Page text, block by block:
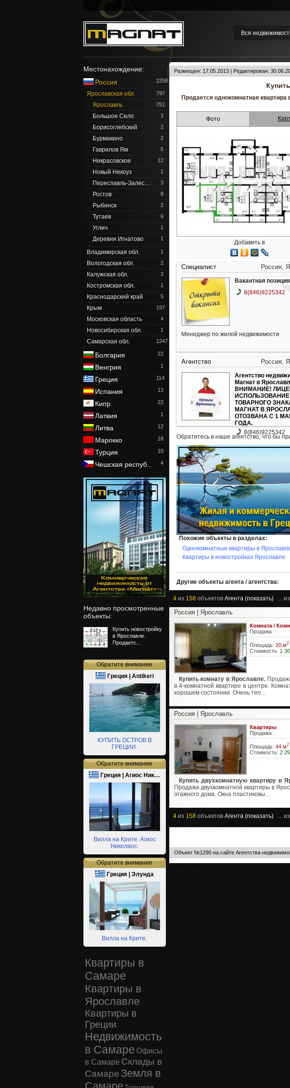
Вся
Местонахождение:
Россия
2258
Ярославская обл. 797
Ярославль 751
Большое Село 3
Борисоглебский 2
Бурмакино 2
Гаврилов Ям 5
Некрасовское 12
Новый Некоуз 1
Переславль-Залес… 3
Ростов 8
Рыбинск 2
Тутаев 6
Углич 1
Деревня Игнатово 1
Владимирская обл. 1
Вологодская обл. 2
Калужская обл. 3
Костромская обл. 1
Краснодарский край 5
Крым 197
Московская область 4
Новосибирская обл. 1
Самарская обл. 1247
Болгария 22
Венгрия 1
Греция 114
Испания 13
Кипр 22
Латвия 1
Литва 12
Марокко 18
Турция 10
Чешская респуб… 4
Недавно просмотренные
объекты:
Купить новостройку
в Ярославле.
Продаетс...
Обратите внимание
Греция | Antikeri
КУПИТЬ ОСТРОВ В
ГРЕЦИИ.
Обратите внимание
Греция | Агиос Ник…
Вилла на Крите. Агиос
Николаос.
Обратите внимание
Греция | Элунда
Вилла на Крите.
Квартиры в
Самаре
Квартиры в
Ярославле
Квартиры в
Греции
Недвижимость
в Самаре Офисы
в Самаре Склады в
Самаре Земля в
Размещен: 17.05.2013 | Редактирован:
Продается однокомнатная
Фото
Добавить в
Специалист Россия,
Вакантная
8(846)9225342
Менеджер по жилой недвижимости.
Агентство Россия,
Агентство
Магнат в
ВНИМАНИЕ!
ИСПОЛЬЗОВАНИЕ
ТОВАРНОГО
МАГНАТ В
ОТОЗВАНА С 1
ГОДА.
8(846)9225342
Обратитесь в наше агентство, что бы
Похожие объекты в разделах:
Однокомнатные квартиры в
Квартиры в новостройках Ярославля
Другие объекты агента / агентства:
4из 158объектов Агента (показать)... из
Россия | Ярославль
Комната /
Продажа
Площадь: 20 м2
Стоимость: 1
Купить комнату в Ярославле.
в 4-комнатной квартире в центре.
хорошем состоянии. Очень теп...
Россия | Ярославль
Квартиры
Продажа
Площадь: 44 м2
Стоимость: 2
Купить двухкомнатную квартиру в
Продажа двухкомнатной квартиры в
этажного дома. Окна пластиковы...
4из 158объектов Агента (показать)... из
Объект №1290 на сайте Агентства